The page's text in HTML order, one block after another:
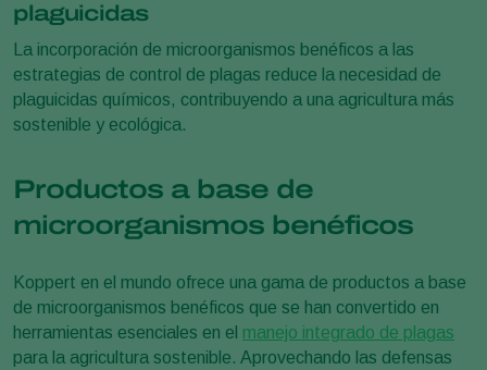
plaguicidas
La incorporación de microorganismos benéficos a las
estrategias de control de plagas reduce la necesidad de
plaguicidas químicos, contribuyendo a una agricultura más
sostenible y ecológica.
Productos a base de
microorganismos benéficos
Koppert en el mundo ofrece una gama de productos a base
de microorganismos benéficos que se han convertido en
herramientas esenciales en el manejo integrado de plagas
para la agricultura sostenible. Aprovechando las defensas